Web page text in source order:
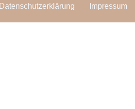
Datenschutzerklärung Impressum